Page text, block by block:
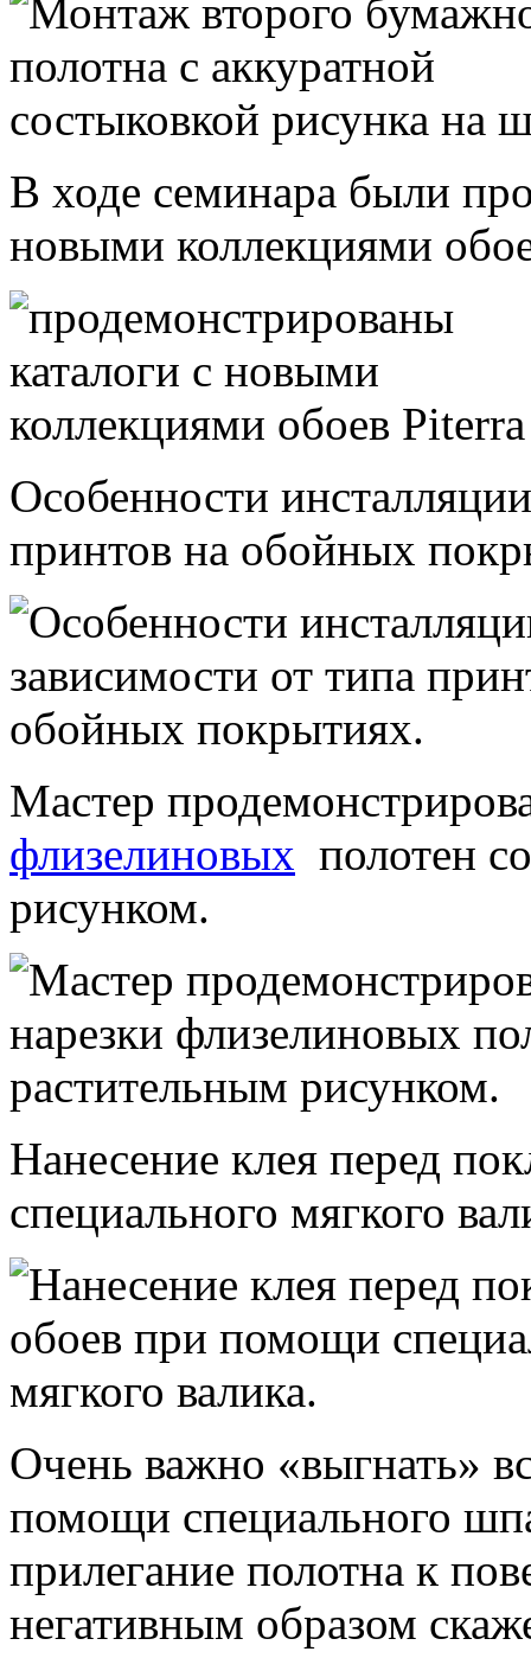
В ходе семинара были
новыми коллекциями
Особенности
принтов на обойных
Мастер
флизелиновых полотен
рисунком.
Нанесение клея перед
специального мягкого
Очень важно «выгнать»
помощи специального
прилегание полотна к
негативным образом